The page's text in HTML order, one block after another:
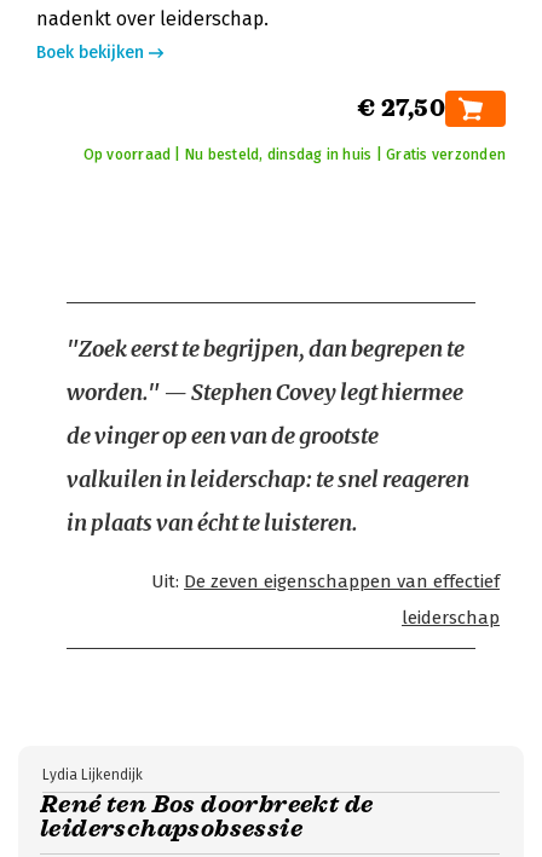
nadenkt over leiderschap.
Boek bekijken
€ 27,50
Op voorraad | Nu besteld, dinsdag in huis | Gratis verzonden
"Zoek eerst te begrijpen, dan begrepen te
worden." — Stephen Covey legt hiermee
de vinger op een van de grootste
valkuilen in leiderschap: te snel reageren
in plaats van écht te luisteren.
Uit: De zeven eigenschappen van effectief
leiderschap
René ten Bos doorbreekt de
leiderschapsobsessie
Lydia Lijkendijk